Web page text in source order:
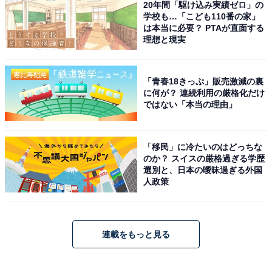
2. 季節感と優しさを同時に表現する！ 秋冬のニッ
トスカート
20年間「駆け込み実績ゼロ」の
学校も…「こども110番の家」
は本当に必要？ PTAが直面する
理想と現実
「青春18きっぷ」販売激減の裏
に何が？ 連続利用の厳格化だけ
ではない「本当の理由」
「移民」に冷たいのはどっちな
のか？ スイスの厳格過ぎる学歴
選別と、日本の曖昧過ぎる外国
人政策
連載をもっと見る